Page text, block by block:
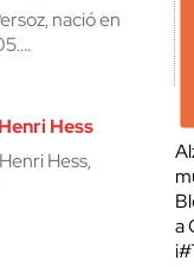
nació en
Hess
Hess,
a